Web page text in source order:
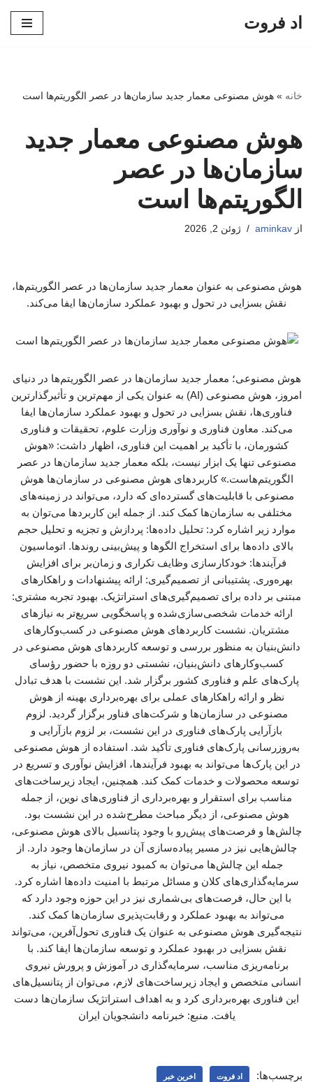
اد فروت
خانه » هوش مصنوعی معمار جدید سازمان‌ها در عصر الگوریتم‌ها است
هوش مصنوعی معمار جدید
سازمان‌ها در عصر
الگوریتم‌ها است
از aminkav ژوئن 2, 2026
هوش مصنوعی به عنوان معمار جدید سازمان‌ها در عصر الگوریتم‌ها،
نقش بسزایی در تحول و بهبود عملکرد سازمان‌ها ایفا می‌کند.
هوش مصنوعی؛ معمار جدید سازمان‌ها در عصر الگوریتم‌ها در دنیای
امروز، هوش مصنوعی (AI) به عنوان یکی از مهم‌ترین و تأثیرگذارترین
فناوری‌ها، نقش بسزایی در تحول و بهبود عملکرد سازمان‌ها ایفا
می‌کند. معاون فناوری و نوآوری وزارت علوم، تحقیقات و فناوری
کشورمان، با تأکید بر اهمیت این فناوری، اظهار داشت: «هوش
مصنوعی تنها یک ابزار نیست، بلکه معمار جدید سازمان‌ها در عصر
الگوریتم‌هاست.» کاربردهای هوش مصنوعی در سازمان‌ها هوش
مصنوعی با قابلیت‌های گسترده‌ای که دارد، می‌تواند در زمینه‌های
مختلفی به سازمان‌ها کمک کند. از جمله این کاربردها می‌توان به
موارد زیر اشاره کرد: تحلیل داده‌ها: پردازش و تجزیه و تحلیل حجم
بالای داده‌ها برای استخراج الگوها و پیش‌بینی روندها. اتوماسیون
فرآیندها: خودکارسازی وظایف تکراری و زمان‌بر برای افزایش
بهره‌وری. پشتیبانی از تصمیم‌گیری: ارائه پیشنهادات و راهکارهای
مبتنی بر داده برای تصمیم‌گیری‌های استراتژیک. بهبود تجربه مشتری:
ارائه خدمات شخصی‌سازی‌شده و پاسخگویی سریع‌تر به نیازهای
مشتریان. نشست کاربردهای هوش مصنوعی در کسب‌وکارهای
دانش‌بنیان به منظور بررسی و توسعه کاربردهای هوش مصنوعی در
کسب‌وکارهای دانش‌بنیان، نشستی دو روزه با حضور رؤسای
پارک‌های علم و فناوری کشور برگزار شد. این نشست با هدف تبادل
نظر و ارائه راهکارهای عملی برای بهره‌برداری بهینه از هوش
مصنوعی در سازمان‌ها و شرکت‌های فناور برگزار گردید. لزوم
بازآرایی پارک‌های فناوری در این نشست، بر لزوم بازآرایی و
به‌روزرسانی پارک‌های فناوری تأکید شد. استفاده از هوش مصنوعی
در این پارک‌ها می‌تواند به بهبود فرآیندها، افزایش نوآوری و تسریع در
توسعه محصولات و خدمات کمک کند. همچنین، ایجاد زیرساخت‌های
مناسب برای استقرار و بهره‌برداری از فناوری‌های نوین، از جمله
هوش مصنوعی، از دیگر مباحث مطرح‌شده در این نشست بود.
چالش‌ها و فرصت‌های پیش‌رو با وجود پتانسیل بالای هوش مصنوعی،
چالش‌هایی نیز در مسیر پیاده‌سازی آن در سازمان‌ها وجود دارد. از
جمله این چالش‌ها می‌توان به کمبود نیروی متخصص، نیاز به
سرمایه‌گذاری‌های کلان و مسائل مرتبط با امنیت داده‌ها اشاره کرد.
با این حال، فرصت‌های بی‌شماری نیز در این حوزه وجود دارد که
می‌تواند به بهبود عملکرد و رقابت‌پذیری سازمان‌ها کمک کند.
نتیجه‌گیری هوش مصنوعی به عنوان یک فناوری تحول‌آفرین، می‌تواند
نقش بسزایی در بهبود عملکرد و توسعه سازمان‌ها ایفا کند. با
برنامه‌ریزی مناسب، سرمایه‌گذاری در آموزش و پرورش نیروی
انسانی متخصص و ایجاد زیرساخت‌های لازم، می‌توان از پتانسیل‌های
این فناوری بهره‌برداری کرد و به اهداف استراتژیک سازمان‌ها دست
یافت. منبع: خبرنامه دانشجویان ایران
برچسب‌ها: اد فروت اخرین خبر